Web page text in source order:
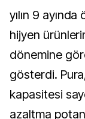
yılın 9
hijyen
dönemine
gösterdi.
kapasitesi
azaltma